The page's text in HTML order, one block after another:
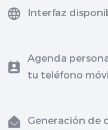
Interfaz
Agenda
tu teléfono
Generación de